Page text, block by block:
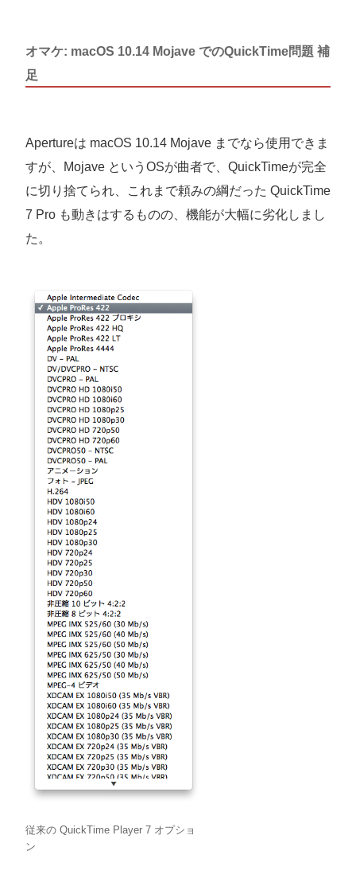
オマケ: macOS 10.14 Mojave でのQuickTime問題 補
足
Apertureは macOS 10.14 Mojave までなら使用できま
すが、Mojave というOSが曲者で、QuickTimeが完全
に切り捨てられ、これまで頼みの綱だった QuickTime
7 Pro も動きはするものの、機能が大幅に劣化しまし
た。
従来の QuickTime Player 7 オプショ
ン